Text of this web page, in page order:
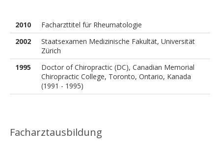
2010
Facharzttitel für Rheumatologie
2002
Staatsexamen Medizinische Fakultät, Universität
Zürich
1995
Doctor of Chiropractic (DC), Canadian Memorial
Chiropractic College, Toronto, Ontario, Kanada
(1991 - 1995)
Facharztausbildung